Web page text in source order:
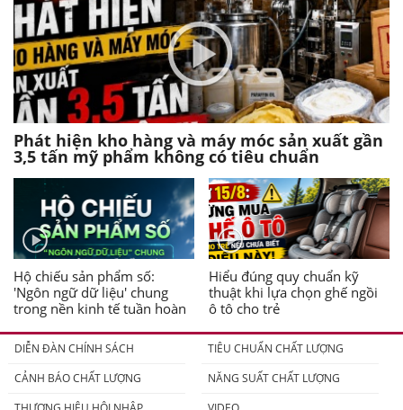
Phát hiện kho hàng và máy móc sản xuất gần
3,5 tấn mỹ phẩm không có tiêu chuẩn
Hộ chiếu sản phẩm số:
'Ngôn ngữ dữ liệu' chung
trong nền kinh tế tuần hoàn
Hiểu đúng quy chuẩn kỹ
thuật khi lựa chọn ghế ngồi
ô tô cho trẻ
DIỄN ĐÀN CHÍNH SÁCH
TIÊU CHUẨN CHẤT LƯỢNG
CẢNH BÁO CHẤT LƯỢNG
NĂNG SUẤT CHẤT LƯỢNG